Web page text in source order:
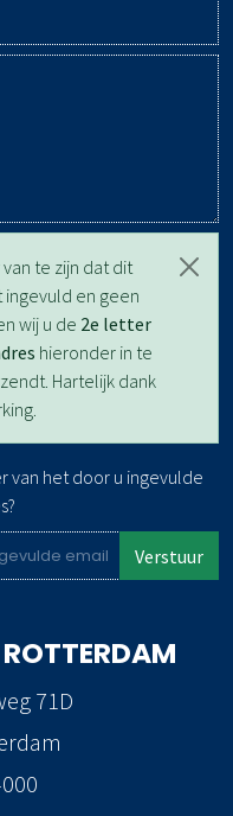
te zijn dat dit
en geen
wij u de 2e letter
hieronder in te
Hartelijk dank
van het door u ingevulde
Verstuur
ROTTERDAM
71D